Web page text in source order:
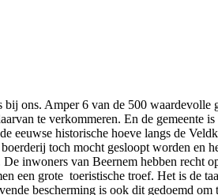
ons. Amper 6 van de 500
te verkommeren. En de gemeente
historische hoeve langs de
toch mocht gesloopt worden en
inwoners van Beernem hebben recht
een grote toeristische troef. Het is de
bescherming is ook dit gedoemd om